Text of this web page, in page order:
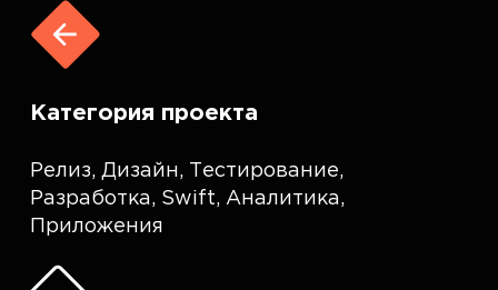
Категория проекта
Релиз, Дизайн, Тестирование,
Разработка, Swift, Аналитика,
Приложения